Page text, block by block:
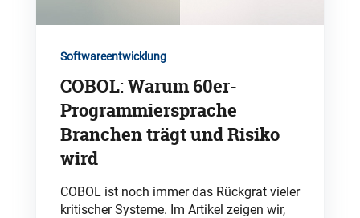
Softwareentwicklung
COBOL: Warum 60er-
Programmiersprache
Branchen trägt und Risiko
wird
COBOL ist noch immer das Rückgrat vieler
kritischer Systeme. Im Artikel zeigen wir,